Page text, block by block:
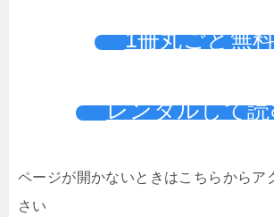
1冊丸ごと無
レンタルして
ページが開かないときはこちらからア
さい